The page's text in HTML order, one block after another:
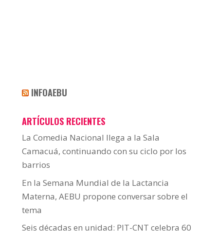
INFOAEBU
ARTÍCULOS RECIENTES
La Comedia Nacional llega a la Sala
Camacuá, continuando con su ciclo por los
barrios
En la Semana Mundial de la Lactancia
Materna, AEBU propone conversar sobre el
tema
Seis décadas en unidad: PIT-CNT celebra 60